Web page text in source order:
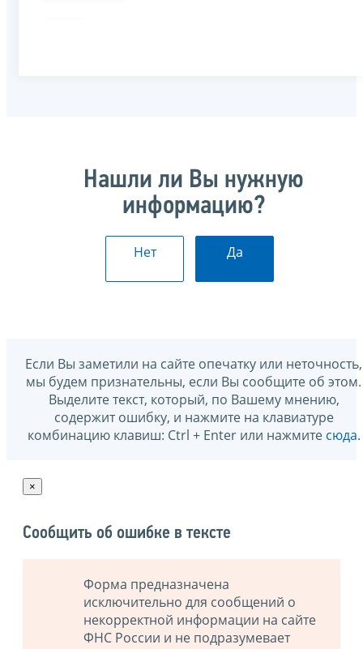
Нашли ли Вы нужную
информацию?
Нет Да
Если Вы заметили на сайте опечатку или неточность,
мы будем признательны, если Вы сообщите об этом.
Выделите текст, который, по Вашему мнению,
содержит ошибку, и нажмите на клавиатуре
комбинацию клавиш: Ctrl + Enter или нажмите сюда.
×
Сообщить об ошибке в тексте
Форма предназначена
исключительно для сообщений о
некорректной информации на сайте
ФНС России и не подразумевает